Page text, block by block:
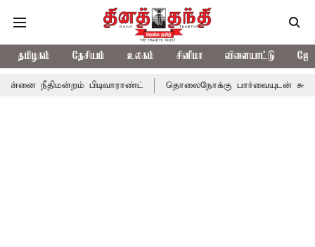
தமிழகம் தேசியம் உலகம் சினிமா விளையாட்டு
பிடிவாராண்ட் தொலைநோக்கு பார்வையுடன் கூடிய வேளாண்